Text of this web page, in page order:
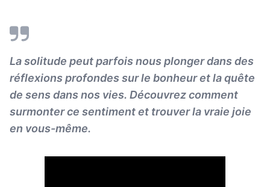
La solitude peut parfois nous plonger dans des
réflexions profondes sur le bonheur et la quête
de sens dans nos vies. Découvrez comment
surmonter ce sentiment et trouver la vraie joie
en vous-même.